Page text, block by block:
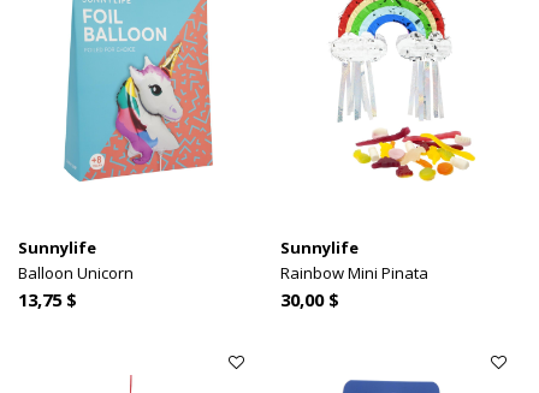
Sunnylife
Balloon Unicorn
13,75 $
Sunnylife
Rainbow Mini Pinata
30,00 $